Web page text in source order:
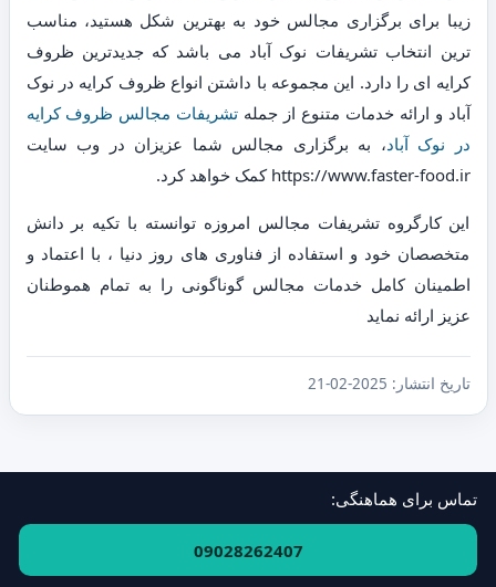
زیبا برای برگزاری مجالس خود به بهترین شکل هستید، مناسب
ترین انتخاب تشریفات نوک آباد می باشد که جدیدترین ظروف
کرایه ای را دارد. این مجموعه با داشتن انواع ظروف کرایه در نوک
آباد و ارائه خدمات متنوع از جمله تشریفات مجالس ظروف کرایه
در نوک آباد، به برگزاری مجالس شما عزیزان در وب سایت
https://www.faster-food.ir کمک خواهد کرد.
این کارگروه تشریفات مجالس امروزه توانسته با تکیه بر دانش
متخصصان خود و استفاده از فناوری های روز دنیا ، با اعتماد و
اطمینان کامل خدمات مجالس گوناگونی را به تمام هموطنان
عزیز ارائه نماید
تاریخ انتشار: 2025-02-21
تماس برای هماهنگی:
09028262407
·ارتباط با ما